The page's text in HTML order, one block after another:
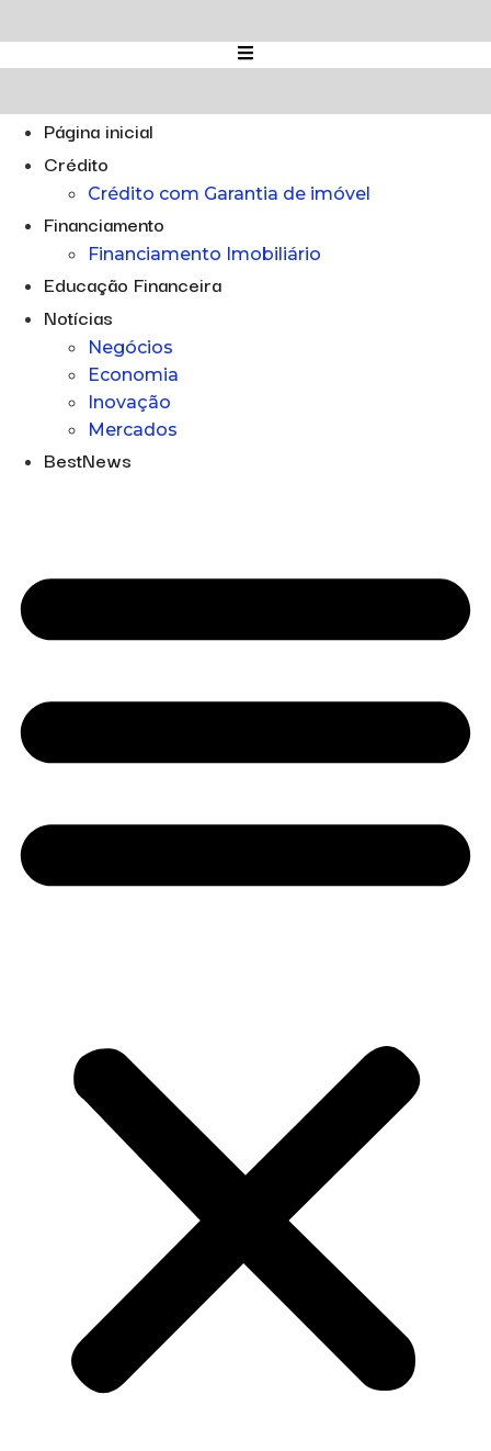
para
o
Página inicial
Crédito
Crédito com Garantia de imóvel
Financiamento
Financiamento Imobiliário
Educação Financeira
Notícias
Negócios
Economia
Inovação
Mercados
BestNews